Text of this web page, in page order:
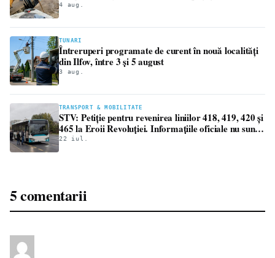
milioane de lei
4 aug.
TUNARI
Întreruperi programate de curent în nouă localități
din Ilfov, între 3 și 5 august
3 aug.
TRANSPORT & MOBILITATE
STV: Petiție pentru revenirea liniilor 418, 419, 420 și
465 la Eroii Revoluției. Informațiile oficiale nu sunt
aliniate
22 iul.
5 comentarii